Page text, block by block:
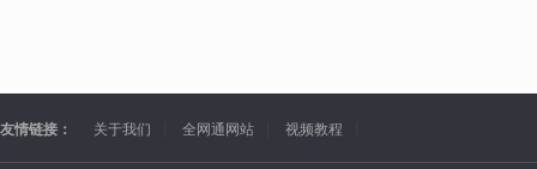
友情链接： 关于我们 全网通网站 视频教程